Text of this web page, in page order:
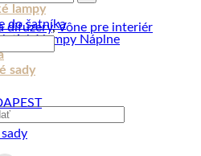
lampy
do šatníka
lampy Náplne
sady
difúzery,Vône pre interiér